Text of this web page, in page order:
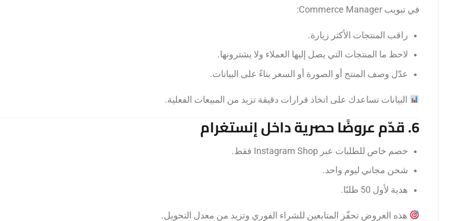
في تبويب Commerce Manager:
راقب المنتجات الأكثر زيارة.
لاحظ ما المنتجات التي يصل إليها العملاء ولا يشترونها.
عدّل وصف المنتج أو الصورة أو السعر بناءً على البيانات.
البيانات تساعدك على اتخاذ قرارات دقيقة تزيد من المبيعات الفعلية.
6. قدّم عروضًا حصرية داخل إنستغرام
خصم خاص للطلبات عبر Instagram Shop فقط.
شحن مجاني ليوم واحد.
هدية لأول 50 طلبًا.
هذه العروض تحفّز المتابعين للشراء الفوري وتزيد من معدل التحويل.